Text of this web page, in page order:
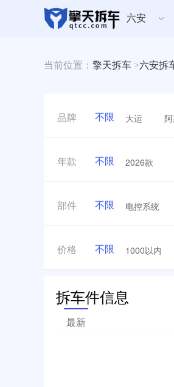
六安
当前位置： 擎天拆车 >六安拆
品牌 不限 大运
年款 不限 2026款
部件 不限 电控系统
价格 不限 1000以内
拆车件信息
最新